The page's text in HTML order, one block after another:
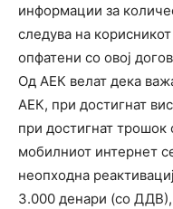
информации за
следува на
опфатени со овој
Од АЕК велат дека
АЕК, при достигнат
при достигнат
мобилниот интернет
неопходна
3.000 денари (со